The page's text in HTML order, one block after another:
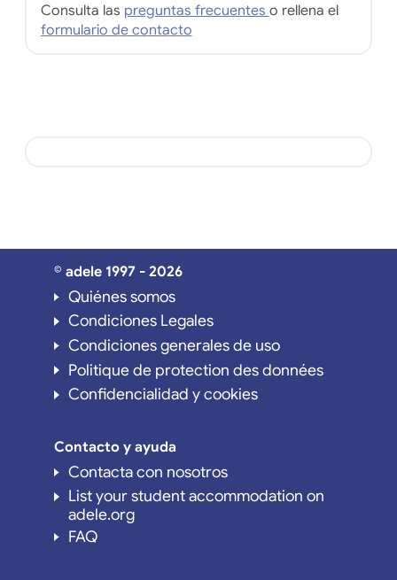
Consulta las preguntas frecuentes o rellena el
formulario de contacto
© adele 1997 - 2026
Quiénes somos
Condiciones Legales
Condiciones generales de uso
Politique de protection des données
Confidencialidad y cookies
Contacto y ayuda
Contacta con nosotros
List your student accommodation on
adele.org
FAQ